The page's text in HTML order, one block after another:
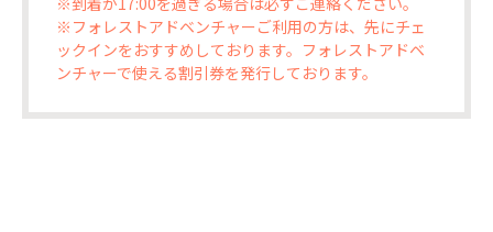
※フォレストアドベンチャーご利用の方は、先にチェ
ックインをおすすめしております。フォレストアドベ
ンチャーで使える割引券を発行しております。